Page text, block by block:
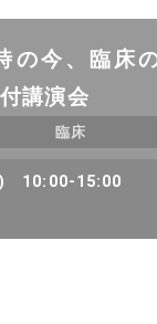
の今、臨床
講演会
臨床
) 10:00-15:00